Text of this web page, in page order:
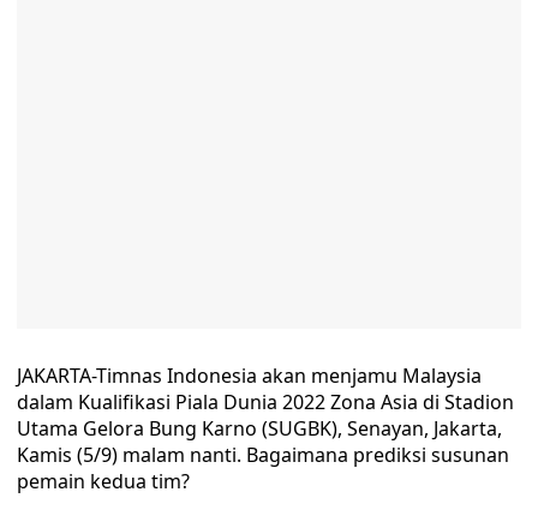
JAKARTA-Timnas Indonesia akan menjamu Malaysia
dalam Kualifikasi Piala Dunia 2022 Zona Asia di Stadion
Utama Gelora Bung Karno (SUGBK), Senayan, Jakarta,
Kamis (5/9) malam nanti. Bagaimana prediksi susunan
pemain kedua tim?